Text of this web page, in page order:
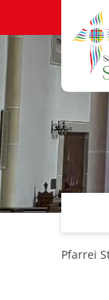
Zum Inhalt
Pfarrei